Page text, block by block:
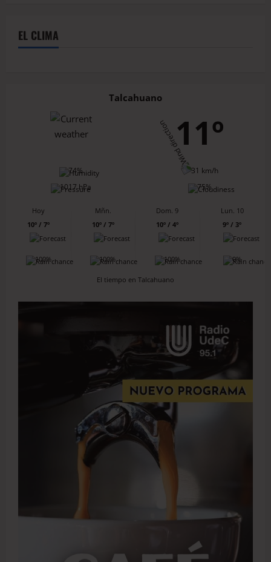
EL CLIMA
Talcahuano
11º
74%
31 km/h
1017 hPa
75%
Hoy
10º / 7º
100%
Mñn.
10º / 7º
100%
Dom. 9
10º / 4º
100%
Lun. 10
9º / 3º
0%
El tiempo en Talcahuano